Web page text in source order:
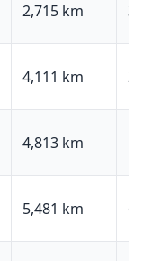
2,715 km
4,111 km
4,813 km
5,481 km